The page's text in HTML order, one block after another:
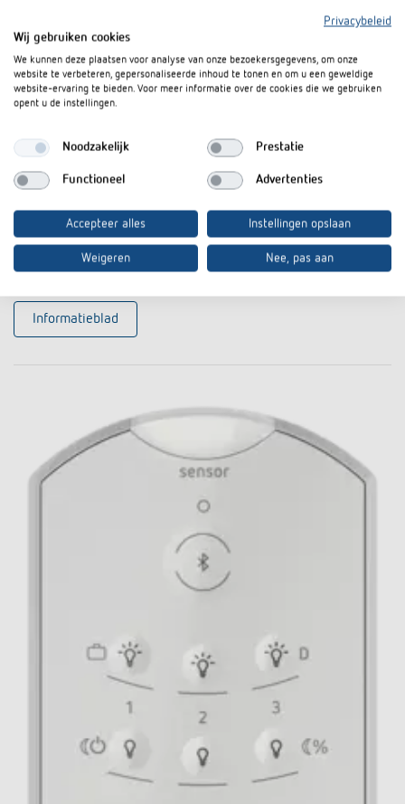
QuickSafe beschermkorf
Artikelnr. 9070531
Naar het product In de documentenmand
Informatieblad
Privacybeleid
Wij gebruiken cookies
We kunnen deze plaatsen voor analyse van onze bezoekersgegevens, om onze
website te verbeteren, gepersonaliseerde inhoud te tonen en om u een geweldige
website-ervaring te bieden. Voor meer informatie over de cookies die we gebruiken
opent u de instellingen.
Noodzakelijk Prestatie
Functioneel Advertenties
Accepteer alles Instellingen opslaan
Weigeren Nee, pas aan